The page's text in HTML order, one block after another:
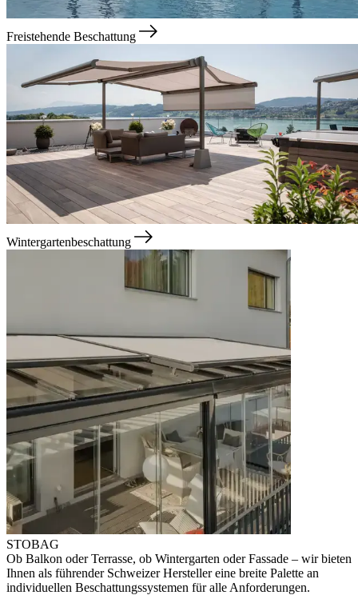
Freistehende Beschattung
Wintergartenbeschattung
STOBAG
Ob Balkon oder Terrasse, ob Wintergarten oder Fassade – wir bieten
Ihnen als führender Schweizer Hersteller eine breite Palette an
individuellen Beschattungssystemen für alle Anforderungen.